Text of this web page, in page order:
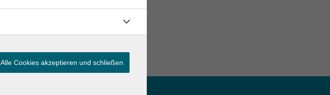
Alle Cookies akzeptieren und schließen